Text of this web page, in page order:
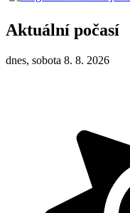
Aktuální počasí
dnes, sobota 8. 8. 2026